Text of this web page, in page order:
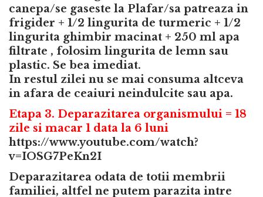
canepa/se gaseste la Plafar/sa patreaza in
frigider + 1/2 lingurita de turmeric + 1/2
lingurita ghimbir macinat + 250 ml apa
filtrate , folosim lingurita de lemn sau
plastic. Se bea imediat.
In restul zilei nu se mai consuma altceva
in afara de ceaiuri neindulcite sau apa.
Etapa 3. Deparazitarea organismului = 18
zile si macar 1 data la 6 luni
https://www.youtube.com/watch?
v=IOSG7PeKn2I
Deparazitarea odata de totii membrii
familiei, altfel ne putem parazita intre